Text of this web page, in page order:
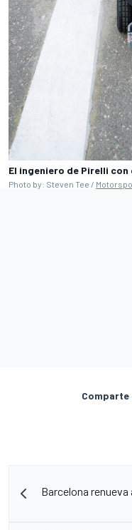
El ingeniero de Pirelli con
Photo by: Steven Tee /
Barcelona renueva